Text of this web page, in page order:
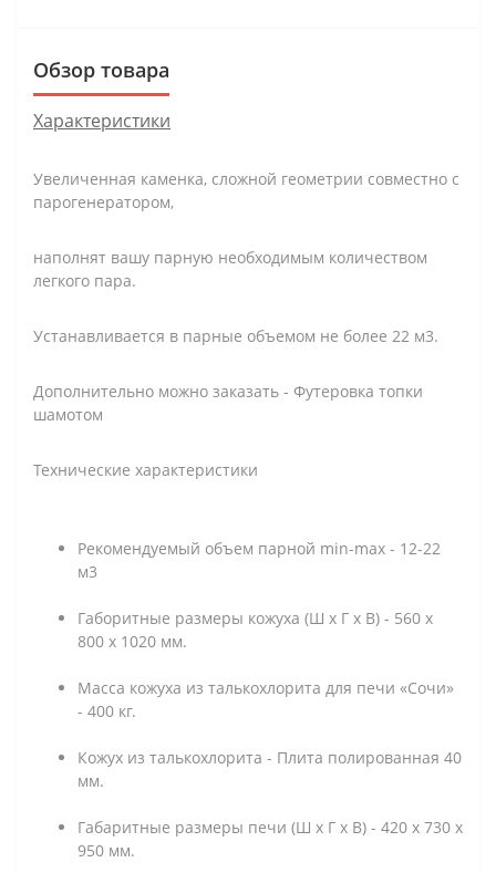
Обзор товара
Характеристики
Увеличенная каменка, сложной геометрии совместно с
парогенератором,
наполнят вашу парную необходимым количеством
легкого пара.
Устанавливается в парные объемом не более 22 м3.
Дополнительно можно заказать - Футеровка топки
шамотом
Технические характеристики
Рекомендуемый объем парной min-max - 12-22
м3
Габоритные размеры кожуха (Ш х Г х В) - 560 х
800 х 1020 мм.
Масса кожуха из талькохлорита для печи «Сочи»
- 400 кг.
Кожух из талькохлорита - Плита полированная 40
мм.
Габаритные размеры печи (Ш х Г х В) - 420 х 730 х
950 мм.